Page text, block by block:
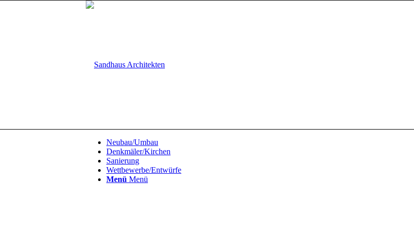
Neubau/Umbau
Denkmäler/Kirchen
Sanierung
Wettbewerbe/Entwürfe
Menü Menü